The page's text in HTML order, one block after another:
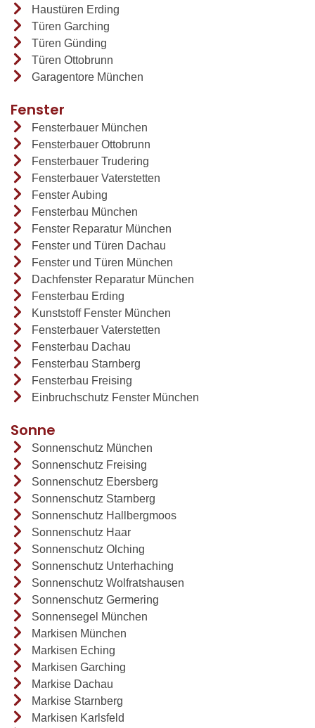
Haustüren Erding
Türen Garching
Türen Günding
Türen Ottobrunn
Garagentore München
Fenster
Fensterbauer München
Fensterbauer Ottobrunn
Fensterbauer Trudering
Fensterbauer Vaterstetten
Fenster Aubing
Fensterbau München
Fenster Reparatur München
Fenster und Türen Dachau
Fenster und Türen München
Dachfenster Reparatur München
Fensterbau Erding
Kunststoff Fenster München
Fensterbauer Vaterstetten
Fensterbau Dachau
Fensterbau Starnberg
Fensterbau Freising
Einbruchschutz Fenster München
Sonne
Sonnenschutz München
Sonnenschutz Freising
Sonnenschutz Ebersberg
Sonnenschutz Starnberg
Sonnenschutz Hallbergmoos
Sonnenschutz Haar
Sonnenschutz Olching
Sonnenschutz Unterhaching
Sonnenschutz Wolfratshausen
Sonnenschutz Germering
Sonnensegel München
Markisen München
Markisen Eching
Markisen Garching
Markise Dachau
Markise Starnberg
Markisen Karlsfeld